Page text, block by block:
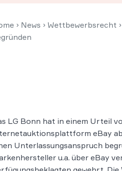
› News › Wettbewerbsrecht ›
LG Bonn hat in einem Urteil
eBay
Unterlassungsanspruch
u.a. über eBay